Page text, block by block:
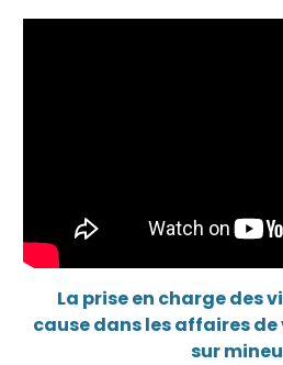
La prise en charge des
cause dans les affaires
sur